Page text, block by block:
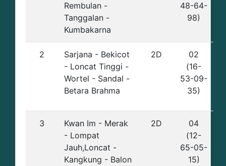
Rembulan -
Tanggalan -
Kumbakarna
48-64-
98)
2
Sarjana - Bekicot
- Loncat Tinggi -
Wortel - Sandal -
Betara Brahma
2D
02
(16-
53-09-
35)
3
Kwan Im - Merak
- Lompat
Jauh,Loncat -
Kangkung - Balon
2D
04
(12-
65-05-
15)